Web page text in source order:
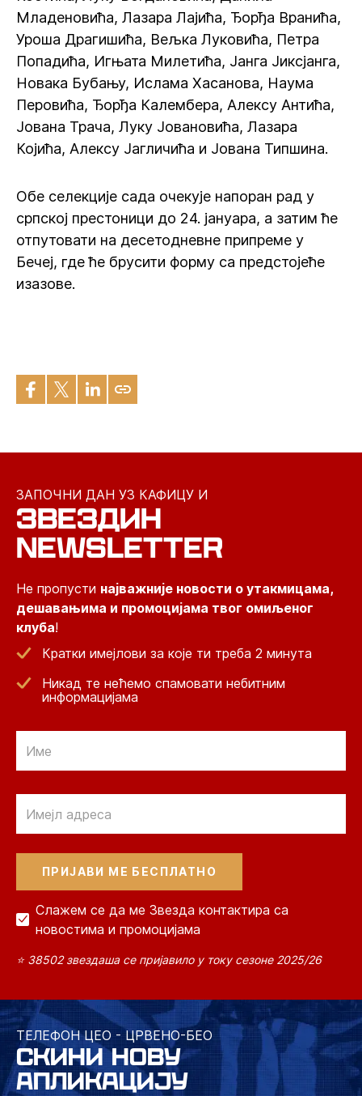
Младеновића, Лазара Лајића, Ђорђа Вранића,
Уроша Драгишића, Вељка Луковића, Петра
Попадића, Игњата Милетића, Јанга Јиксјанга,
Новака Бубању, Ислама Хасанова, Наума
Перовића, Ђорђа Калембера, Алексу Антића,
Јована Трача, Луку Јовановића, Лазара
Којића, Алексу Јагличића и Јована Типшина.
Обе селекције сада очекује напоран рад у
српској престоници до 24. јануара, а затим ће
отпутовати на десетодневне припреме у
Бечеј, где ће брусити форму са предстојеће
изазове.
ЗАПОЧНИ ДАН УЗ КАФИЦУ И
ЗВЕЗДИН
NEWSLETTER
Не пропусти најважније новости о утакмицама,
дешавањима и промоцијама твог омиљеног
клуба!
Кратки имејлови за које ти треба 2 минута
Никад те нећемо спамовати небитним
информацијама
Слажем се да ме Звезда контактира са
новостима и промоцијама
⭐ 38502 звездаша се пријавило у току сезоне 2025/26
ТЕЛЕФОН ЦЕО - ЦРВЕНО-БЕО
СКИНИ НОВУ
АПЛИКАЦИЈУ